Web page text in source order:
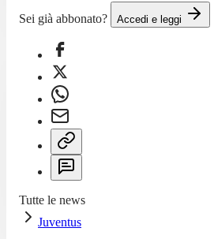
Sei già abbonato? Accedi e leggi
Tutte le news
Juventus